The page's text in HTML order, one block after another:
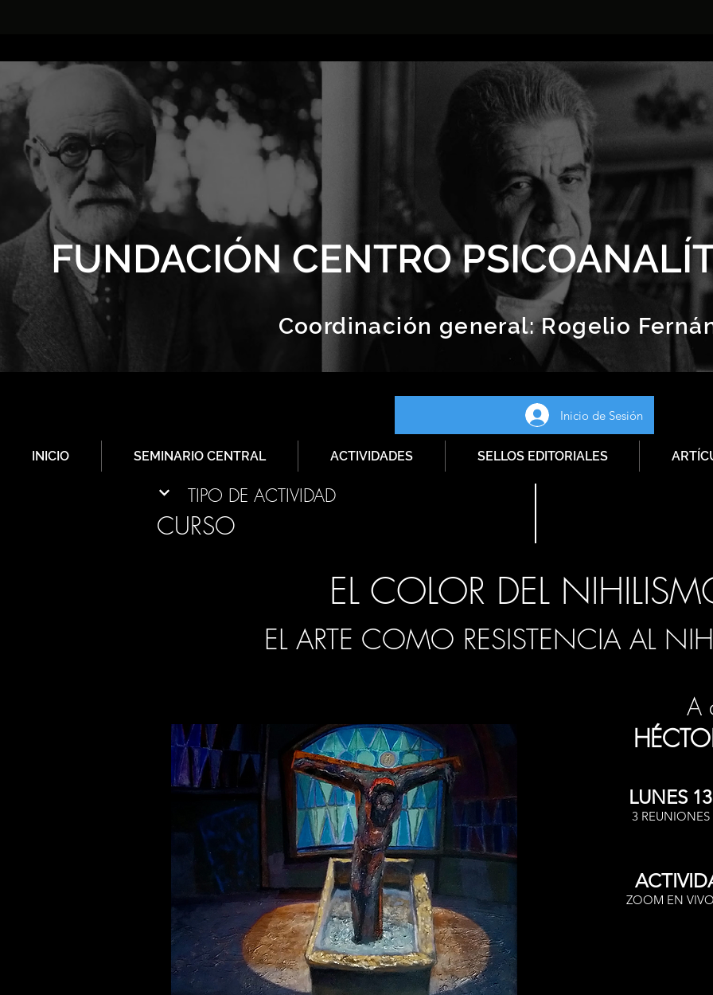
FUNDACIÓN CENTRO
Coordinación general:Rogelio
Inicio de Sesión
INICIO SEMINARIO CENTRAL ACTIVIDADES SELLOS EDITORIALES
TIPO DE ACTIVIDAD
CURSO
EL COLOR DEL
EL ARTE COMO RESISTENCIA AL
A
LUNES
3
ZOOM EN